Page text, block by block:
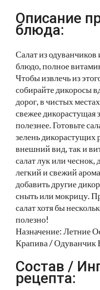
Описание
блюда:
Салат из
блюдо, полное
Чтобы извлечь из
собирайте дикоросы
дорог, в чистых
свежее дикорастущая
полезнее. Готовьте
зелень дикорастущих
внешний вид, так и
салат лук или
легкий и свежий
добавить другие
сныть или мокрицу.
салат хотя бы
полезно!
Назначение: Летние
Крапива / Одуванчик
Состав /
рецепта: